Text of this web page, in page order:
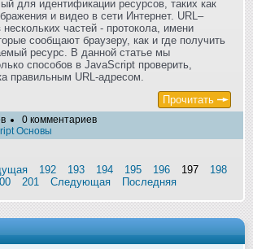
для идентификации ресурсов, таких как
и видео в сети Интернет. URL–
нескольких частей - протокола, имени
сообщают браузеру, как и где получить
ресурс. В данной статье мы
способов в JavaScript проверить,
правильным URL-адресом.
Прочитать
0 комментариев
Основы
192 193 194 195 196 197
198
201 Следующая Последняя